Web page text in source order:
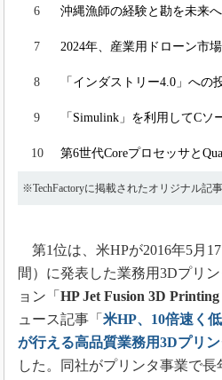
6 沖縄漁師の経験と勘を未来
7 2024年、産業用ドローン市
8 「インダストリー4.0」へ
9 「Simulink」を利用してC
10 第6世代Coreプロセッサと
※TechFactoryに掲載されたオリジナル記
第1位は、米HPが2016年5月
間）に発表した業務用3Dプリ
ョン「 HP Jet Fusion 3D Printing
ュース記事「 米HP、10倍速く
が行える高品質業務用3Dプリ
した。同社がプリンタ事業で長